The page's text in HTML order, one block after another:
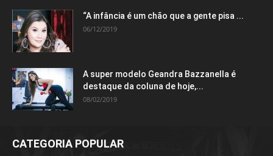
“A infância é um chão que a gente pisa ...
06/12/2019
A super modelo Geandra Bazzanella é
destaque da coluna de hoje,...
08/02/2019
CATEGORIA POPULAR